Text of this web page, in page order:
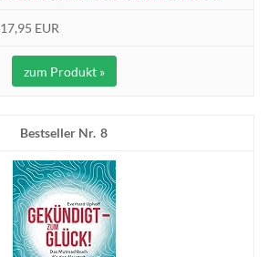
17,95 EUR
zum Produkt »
8